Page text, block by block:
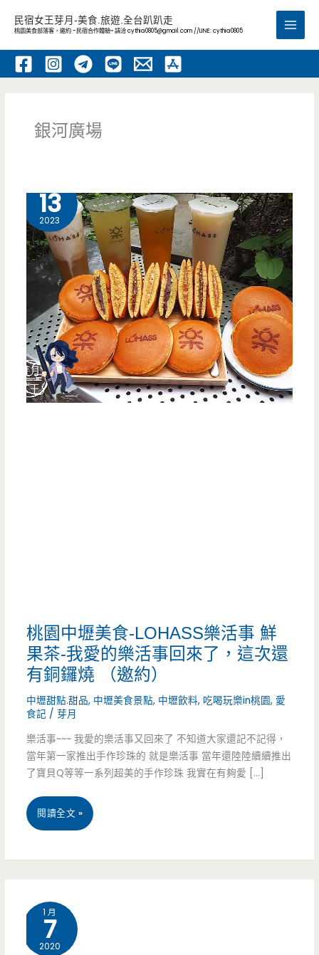
內
民宿女王芽月-美食.旅遊.全台趴趴走
桃園美食部落客，邀約 -民宿合作體驗~ 請洽cythia0805@gmail.com //LINE: cythia0805
Main
銀河廣場
13
2023
桃園中壢美食-LOHASS樂活事 鮮
果茶-我愛的樂活事回來了，這次還
有銅鑼燒 （邀約）
中壢甜點.甜品, 中壢美食景點, 中壢飲料, 吃喝玩樂in桃園, 愛
食記 /芽月
樂活事~~~ 我愛的樂活事又回來了 不知道大家還記不記得，
當年第一家推出手作珍珠的 就是樂活事 當年還陸陸續續推出
了寶貝Q等等一系列超美的手作珍珠 我實在有夠愛 […]
桃
美
食-
閱讀全文 »
1 月
7
2020